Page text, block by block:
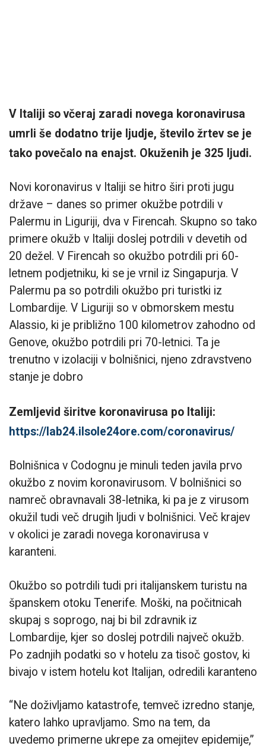
V Italiji so včeraj zaradi novega koronavirusa
umrli še dodatno trije ljudje, število žrtev se je
tako povečalo na enajst. Okuženih je 325 ljudi.
Novi koronavirus v Italiji se hitro širi proti jugu
države – danes so primer okužbe potrdili v
Palermu in Liguriji, dva v Firencah. Skupno so tako
primere okužb v Italiji doslej potrdili v devetih od
20 dežel. V Firencah so okužbo potrdili pri 60-
letnem podjetniku, ki se je vrnil iz Singapurja. V
Palermu pa so potrdili okužbo pri turistki iz
Lombardije. V Liguriji so v obmorskem mestu
Alassio, ki je približno 100 kilometrov zahodno od
Genove, okužbo potrdili pri 70-letnici. Ta je
trenutno v izolaciji v bolnišnici, njeno zdravstveno
stanje je dobro
Zemljevid širitve koronavirusa po Italiji:
https://lab24.ilsole24ore.com/coronavirus/
Bolnišnica v Codognu je minuli teden javila prvo
okužbo z novim koronavirusom. V bolnišnici so
namreč obravnavali 38-letnika, ki pa je z virusom
okužil tudi več drugih ljudi v bolnišnici. Več krajev
v okolici je zaradi novega koronavirusa v
karanteni.
Okužbo so potrdili tudi pri italijanskem turistu na
španskem otoku Tenerife. Moški, na počitnicah
skupaj s soprogo, naj bi bil zdravnik iz
Lombardije, kjer so doslej potrdili največ okužb.
Po zadnjih podatki so v hotelu za tisoč gostov, ki
bivajo v istem hotelu kot Italijan, odredili karanteno
“Ne doživljamo katastrofe, temveč izredno stanje,
katero lahko upravljamo. Smo na tem, da
uvedemo primerne ukrepe za omejitev epidemije,”